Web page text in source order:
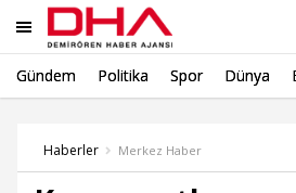
Gündem Politika Spor Dünya
Haberler Merkez Haber